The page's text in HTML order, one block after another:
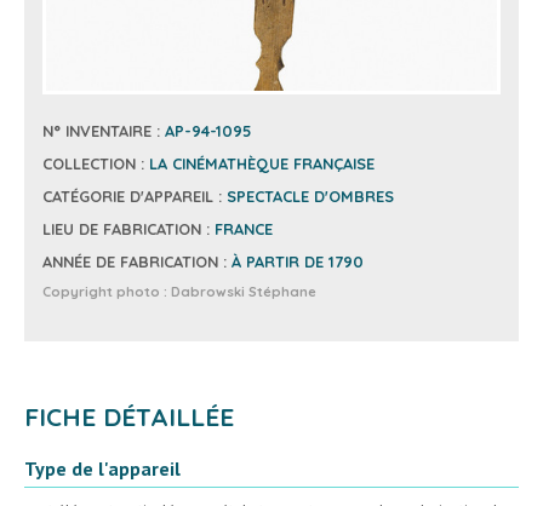
N° INVENTAIRE : AP-94-1095
COLLECTION : LA CINÉMATHÈQUE FRANÇAISE
CATÉGORIE D'APPAREIL : SPECTACLE D'OMBRES
LIEU DE FABRICATION : FRANCE
ANNÉE DE FABRICATION : À PARTIR DE 1790
Copyright photo : Dabrowski Stéphane
FICHE DÉTAILLÉE
Type de l'appareil